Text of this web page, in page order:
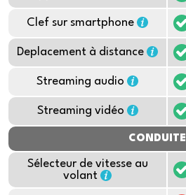
Clef sur smartphone
Deplacement à distance
Streaming audio
Streaming vidéo
CONDUITE
Sélecteur de vitesse au
volant